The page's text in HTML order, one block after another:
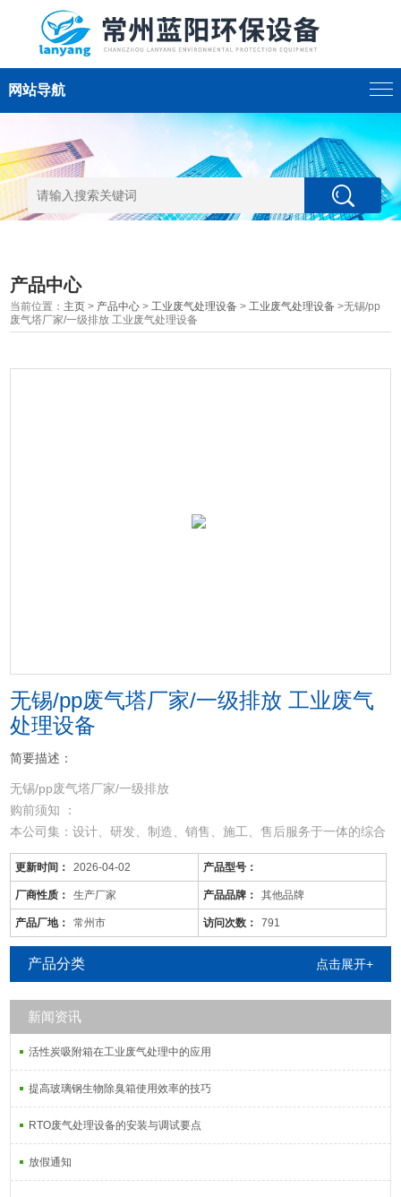
网站导航
产品中心
当前位置： 主页 > 产品中心 >工业废气处理设备 >工业废气处理设备 >无锡/pp
废气塔厂家/一级排放 工业废气处理设备
无锡/pp废气塔厂家/一级排放 工业废气
处理设备
简要描述：
无锡/pp废气塔厂家/一级排放
购前须知 ：
本公司集：设计、研发、制造、销售、施工、售后服务于一体的综合
型废气处理公司；
从事于：各类工业废气、废水、噪音、脱硫除尘、油烟火烟、通风降
温等工程的设计、制作、安装调试；
由于市场价格浮动影响，以上产品价格、属性仅供参考
无锡/pp废气塔厂家/一级排放
活性炭吸附塔：
通过利用高性能活性炭吸附剂固体本身的表面
更新时间： 2026-04-02 产品型号：
厂商性质： 生产厂家 产品品牌： 其他品牌
产品厂地： 常州市 访问次数： 791
产品分类 点击展开+
新闻资讯
活性炭吸附箱在工业废气处理中的应用
提高玻璃钢生物除臭箱使用效率的技巧
RTO废气处理设备的安装与调试要点
放假通知